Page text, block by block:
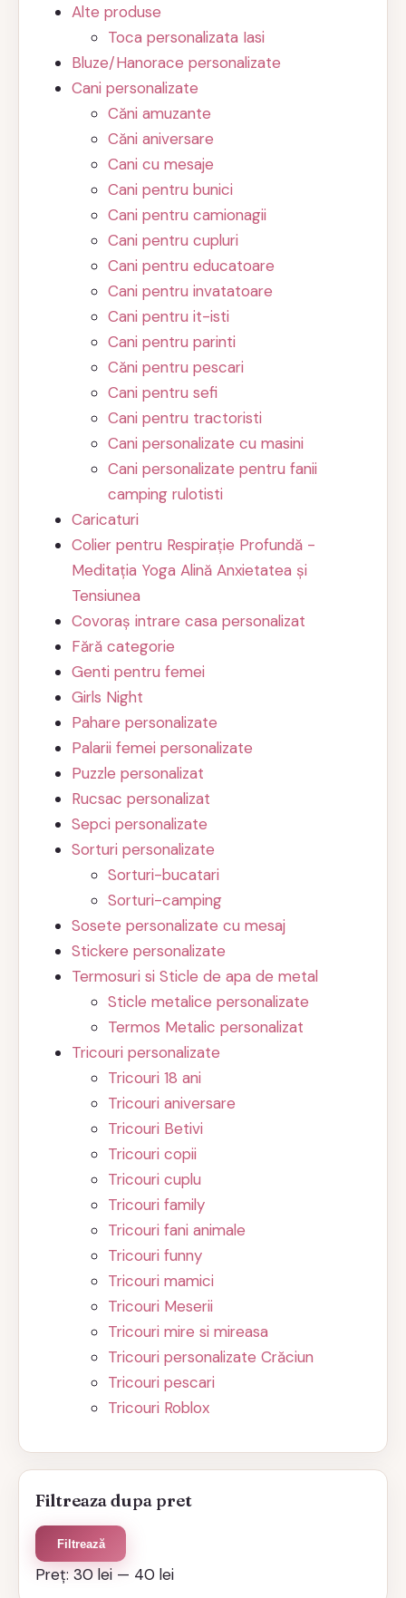
Alte produse
Toca personalizata Iasi
Bluze/Hanorace personalizate
Cani personalizate
Căni amuzante
Căni aniversare
Cani cu mesaje
Cani pentru bunici
Cani pentru camionagii
Cani pentru cupluri
Cani pentru educatoare
Cani pentru invatatoare
Cani pentru it-isti
Cani pentru parinti
Căni pentru pescari
Cani pentru sefi
Cani pentru tractoristi
Cani personalizate cu masini
Cani personalizate pentru fanii
camping rulotisti
Caricaturi
Colier pentru Respirație Profundă -
Meditația Yoga Alină Anxietatea și
Tensiunea
Covoraș intrare casa personalizat
Fără categorie
Genti pentru femei
Girls Night
Pahare personalizate
Palarii femei personalizate
Puzzle personalizat
Rucsac personalizat
Sepci personalizate
Sorturi personalizate
Sorturi-bucatari
Sorturi-camping
Sosete personalizate cu mesaj
Stickere personalizate
Termosuri si Sticle de apa de metal
Sticle metalice personalizate
Termos Metalic personalizat
Tricouri personalizate
Tricouri 18 ani
Tricouri aniversare
Tricouri Betivi
Tricouri copii
Tricouri cuplu
Tricouri family
Tricouri fani animale
Tricouri funny
Tricouri mamici
Tricouri Meserii
Tricouri mire si mireasa
Tricouri personalizate Crăciun
Tricouri pescari
Tricouri Roblox
Filtreaza dupa pret
Preț
minim
Preț
maxim
Filtrează
Preț:30 lei — 40 lei